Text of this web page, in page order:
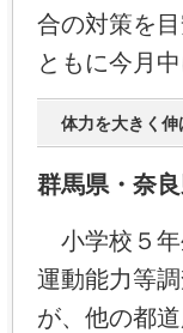
合の対策を
ともに今月
体力を大きく
群馬県・奈
小学校５年
運動能力等
が、他の都